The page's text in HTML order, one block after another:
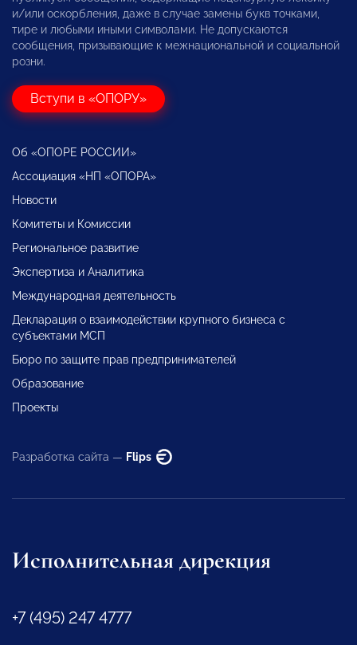
и/или оскорбления, даже в случае замены букв точками,
тире и любыми иными символами. Не допускаются
сообщения, призывающие к межнациональной и социальной
розни.
Вступи в «ОПОРУ»
Об «ОПОРЕ РОССИИ»
Ассоциация «НП «ОПОРА»
Новости
Комитеты и Комиссии
Региональное развитие
Экспертиза и Аналитика
Международная деятельность
Декларация о взаимодействии крупного бизнеса с
субъектами МСП
Бюро по защите прав предпринимателей
Образование
Проекты
Разработка сайта — Flips
Исполнительная дирекция
+7 (495) 247 4777